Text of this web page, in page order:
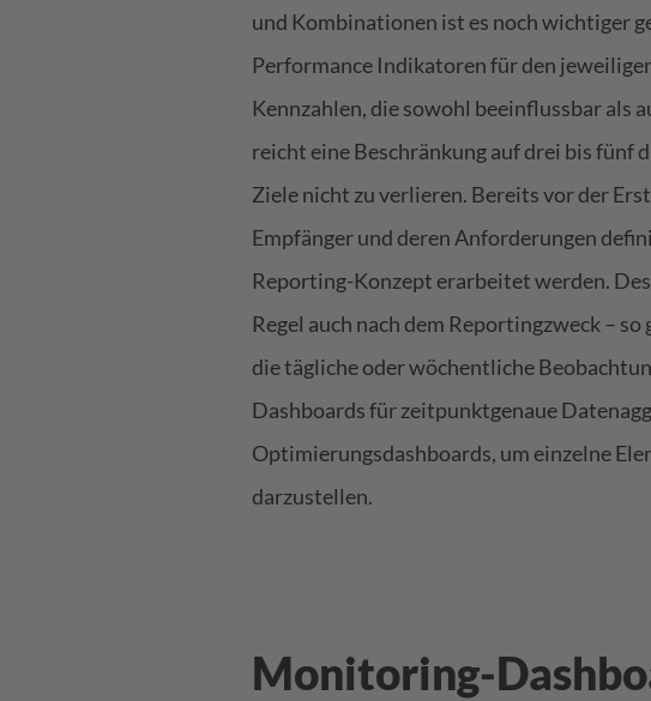
und Kombinationen ist es noch wichtiger
Performance Indikatoren für den
Kennzahlen, die sowohl beeinflussbar als
reicht eine Beschränkung auf drei bis fünf
Ziele nicht zu verlieren. Bereits vor der
Empfänger und deren Anforderungen
Reporting-Konzept erarbeitet werden.
Regel auch nach dem Reportingzweck –
die tägliche oder wöchentliche
Dashboards für zeitpunktgenaue
Optimierungsdashboards, um einzelne
darzustellen.
Monitoring-